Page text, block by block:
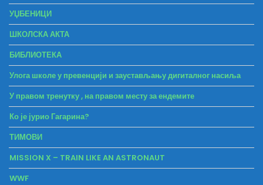
УЏБЕНИЦИ
ШКОЛСКА АКТА
БИБЛИОТЕКА
Улога школе у превенцији и заустављању дигиталног насиља
У правом тренутку , на правом месту за ендемите
Ко је јурио Гагарина?
ТИМОВИ
MISSION X – TRAIN LIKE AN ASTRONAUT
WWF